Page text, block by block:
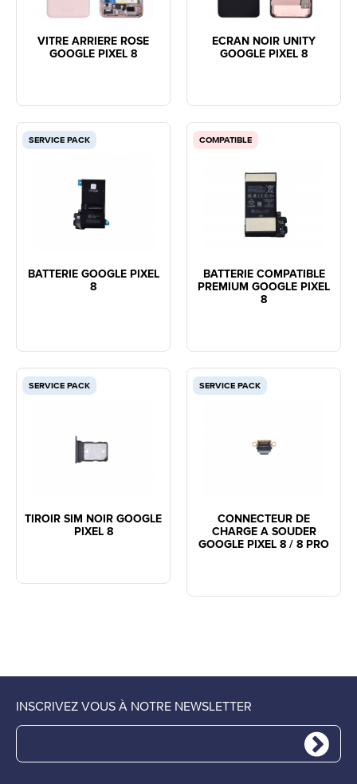
VITRE ARRIERE ROSE
GOOGLE PIXEL 8
ECRAN NOIR UNITY
GOOGLE PIXEL 8
SERVICE PACK
BATTERIE GOOGLE PIXEL
8
COMPATIBLE
BATTERIE COMPATIBLE
PREMIUM GOOGLE PIXEL
8
SERVICE PACK
TIROIR SIM NOIR GOOGLE
PIXEL 8
SERVICE PACK
CONNECTEUR DE
CHARGE A SOUDER
GOOGLE PIXEL 8 / 8 PRO
INSCRIVEZ VOUS À NOTRE NEWSLETTER